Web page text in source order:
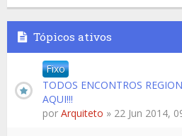
Tópicos ativos
Fixo
TODOS ENCONTROS
AQUI!!!
por Arquiteto » 22 Jun 2014,